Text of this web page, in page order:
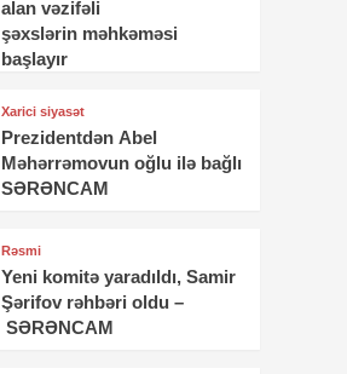
alan vəzifəli
şəxslərin məhkəməsi
başlayır
Xarici siyasət
Prezidentdən Abel
Məhərrəmovun oğlu ilə bağlı
SƏRƏNCAM
Rəsmi
Yeni komitə yaradıldı, Samir
Şərifov rəhbəri oldu –
SƏRƏNCAM